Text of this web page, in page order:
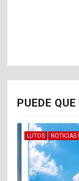
PUEDE
LUTOS NOTICIAS